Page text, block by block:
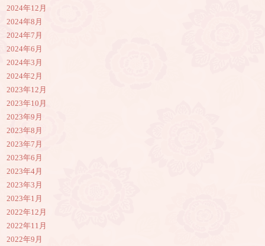
2024年12月
2024年8月
2024年7月
2024年6月
2024年3月
2024年2月
2023年12月
2023年10月
2023年9月
2023年8月
2023年7月
2023年6月
2023年4月
2023年3月
2023年1月
2022年12月
2022年11月
2022年9月